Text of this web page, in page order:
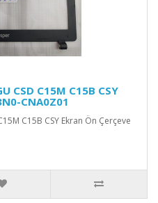
CSD C15M C15B CSY
CNA0Z01
C15B CSY Ekran Ön Çerçeve